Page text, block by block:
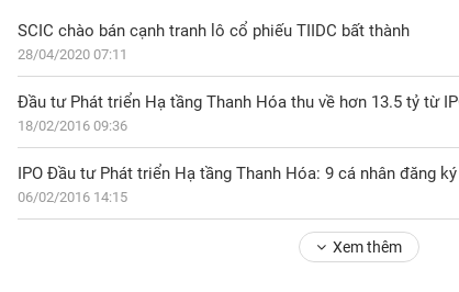
SCIC chào bán cạnh tranh lô cổ phiếu TIIDC bất thành
28/04/2020 07:11
Đầu tư Phát triển Hạ tầng Thanh Hóa thu về hơn 13.5 tỷ từ
18/02/2016 09:36
IPO Đầu tư Phát triển Hạ tầng Thanh Hóa: 9 cá nhân đăng
06/02/2016 14:15
Xem thêm
VĨ
MÔ
NGÀNH